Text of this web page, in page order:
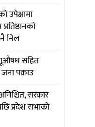
उपेक्षामा
निल
सहित
पक्राउ
सरकार
प्रदेश सभाको